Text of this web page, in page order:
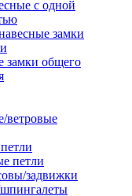
с одной
замки
замки общего
ветровые
петли
задвижки